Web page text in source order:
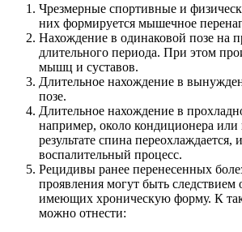
Чрезмерные спортивные и
них формируется мышечное
Нахождение в одинаковой позе на
длительного периода. При этом
мышц и суставов.
Длительное нахождение в
позе.
Длительное нахождение в
например, около кондиционера или
результате спина переохлаждается,
воспалительный процесс.
Рецидивы ранее перенесенных
проявления могут быть следствием
имеющих хроническую форму. К
можно отнести: